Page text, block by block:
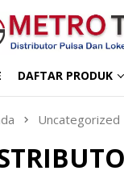
DAFTAR PRODUK
Uncategorized